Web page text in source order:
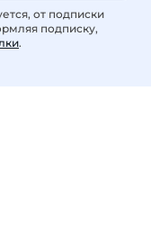
от подписки
подписку,
.